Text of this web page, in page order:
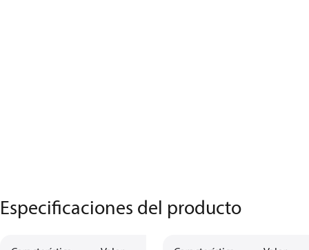
Especificaciones del producto